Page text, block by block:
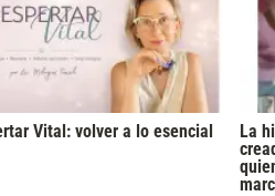
Vital: volver a lo esencial
La